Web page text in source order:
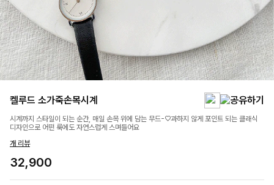
켈루드 소가죽손목시계
시계까지 스타일이 되는 순간, 매일 손목 위에 담는 무드-♡과하지 않게 포인트 되는 클래식
디자인으로 어떤 룩에도 자연스럽게 스며들어요
개 리뷰
32,900